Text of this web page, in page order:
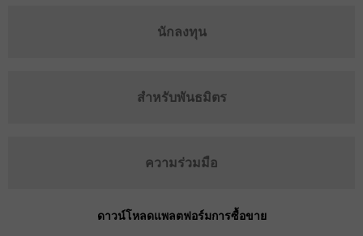
นักลงทุน
สำหรับพันธมิตร
ความร่วมมือ
ดาวน์โหลดแพลตฟอร์มการซื้อขาย